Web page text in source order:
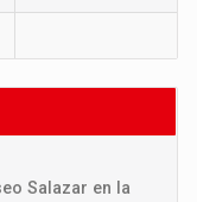
Salazar en la